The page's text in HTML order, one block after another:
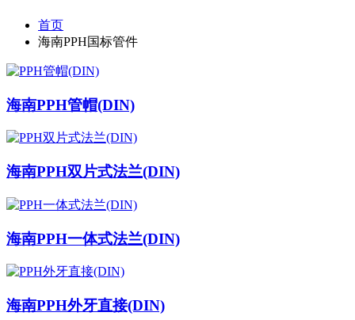
首页
海南PPH国标管件
海南PPH管帽(DIN)
海南PPH双片式法兰(DIN)
海南PPH一体式法兰(DIN)
海南PPH外牙直接(DIN)